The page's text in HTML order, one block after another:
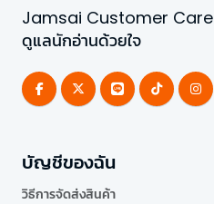
Jamsai Customer Care
ดูแลนักอ่านด้วยใจ
บัญชีของฉัน
วิธีการจัดส่งสินค้า